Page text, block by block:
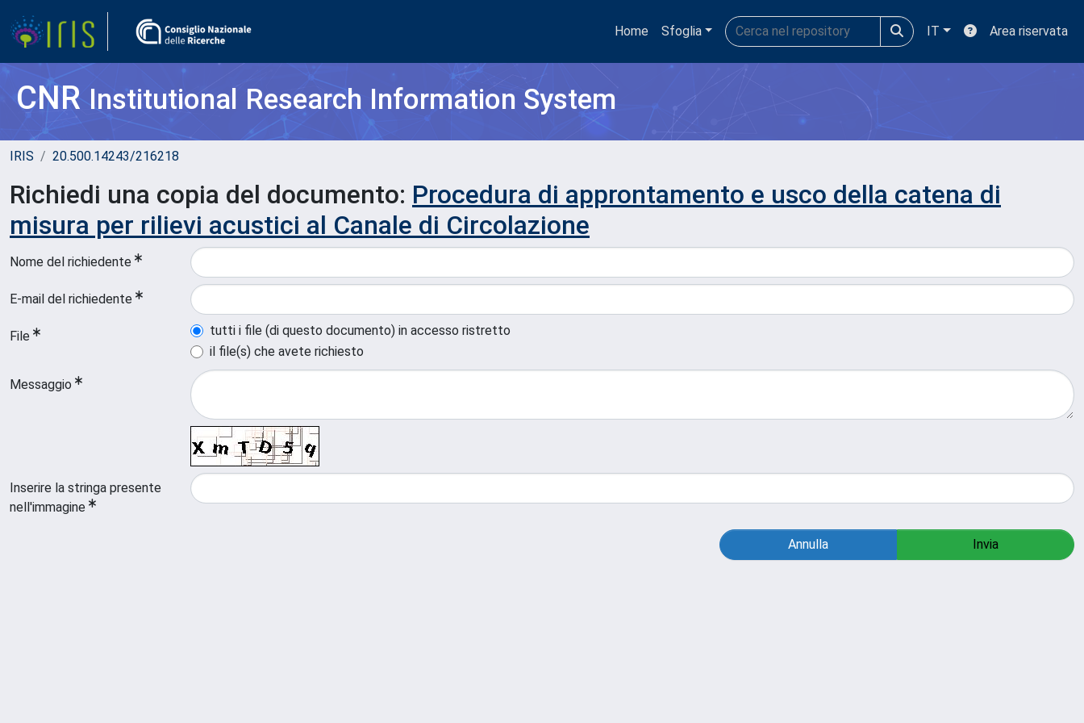
Home Sfoglia IT Area riservata
CNRInstitutional Research Information System
IRIS 20.500.14243/216218
Richiedi una copia del documento: Procedura di approntamento e usco della catena di
misura per rilievi acustici al Canale di Circolazione
Nome del richiedente
E-mail del richiedente
File
tutti i file (di questo documento) in accesso ristretto
il file(s) che avete richiesto
Messaggio
Inserire la stringa presente
nell'immagine
Annulla Invia